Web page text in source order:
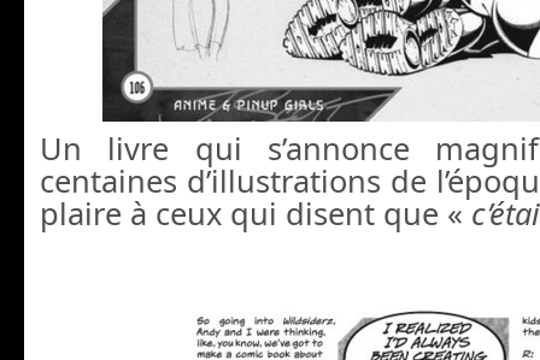
Un livre qui s’annonce
centaines d’illustrations de
plaire à ceux qui disent que «